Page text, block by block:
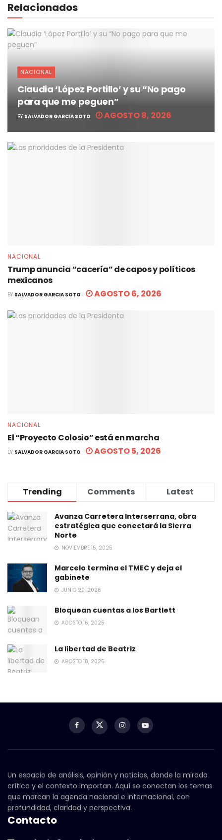
Relacionados
NACIONAL
Claudia ‘López Portillo’ y su “No pago
para que me peguen”
BY SALVADOR GARCIA SOTO AGOSTO 8, 2026
NACIONAL
Trump anuncia “cacería” de capos y políticos
mexicanos
BY SALVADOR GARCIA SOTO AGOSTO 6, 2026
NACIONAL
El “Proyecto Colosio” está en marcha
BY SALVADOR GARCIA SOTO AGOSTO 5, 2026
Trending Comments Latest
Avanza Carretera Interserrana, obra
estratégica que conectará la Sierra
Norte
NOVIEMBRE 15, 2025
Marcelo termina el TMEC y deja el
gabinete
JUNIO 20, 2026
Bloquean cuentas a los Bartlett
AGOSTO 16, 2025
La libertad de Beatriz
AGOSTO 18, 2025
Un espacio de análisis, opinión y noticias, donde la mirada
crítica y el contexto importan. Aquí se conectan los temas
que marcan la agenda nacional e internacional, con
profundidad, claridad y perspectiva.
Contacto